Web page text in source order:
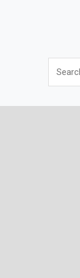
Search
for: